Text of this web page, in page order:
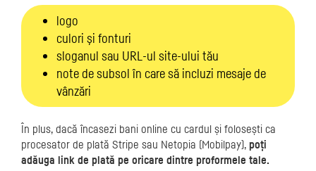
logo
culori şi fonturi
sloganul sau URL-ul site-ului tău
note de subsol în care să incluzi mesaje de
vânzări
În plus, dacă încasezi bani online cu cardul și folosești ca
procesator de plată Stripe sau Netopia (Mobilpay), poți
adăuga link de plată pe oricare dintre proformele tale.